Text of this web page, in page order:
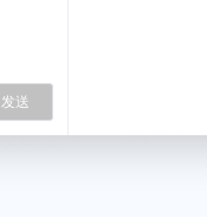
发送